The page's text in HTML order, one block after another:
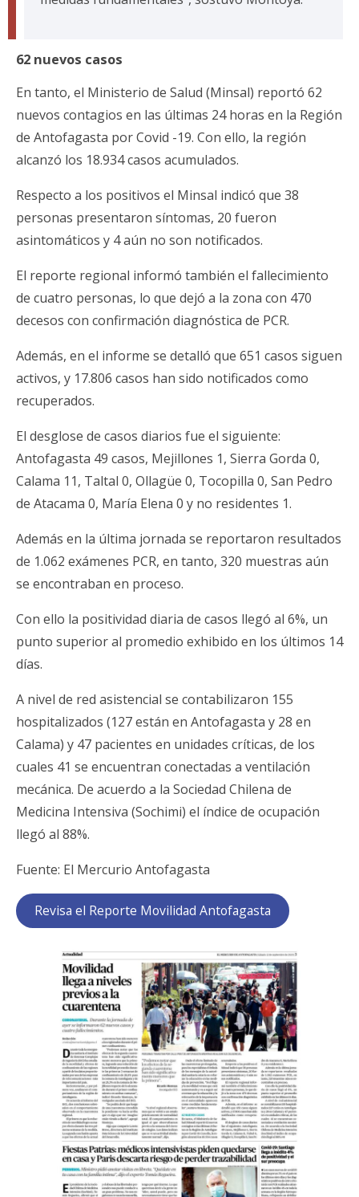
62 nuevos casos
En tanto, el Ministerio de Salud (Minsal) reportó 62
nuevos contagios en las últimas 24 horas en la Región
de Antofagasta por Covid -19. Con ello, la región
alcanzó los 18.934 casos acumulados.
Respecto a los positivos el Minsal indicó que 38
personas presentaron síntomas, 20 fueron
asintomáticos y 4 aún no son notificados.
El reporte regional informó también el fallecimiento
de cuatro personas, lo que dejó a la zona con 470
decesos con confirmación diagnóstica de PCR.
Además, en el informe se detalló que 651 casos siguen
activos, y 17.806 casos han sido notificados como
recuperados.
El desglose de casos diarios fue el siguiente:
Antofagasta 49 casos, Mejillones 1, Sierra Gorda 0,
Calama 11, Taltal 0, Ollagüe 0, Tocopilla 0, San Pedro
de Atacama 0, María Elena 0 y no residentes 1.
Además en la última jornada se reportaron resultados
de 1.062 exámenes PCR, en tanto, 320 muestras aún
se encontraban en proceso.
Con ello la positividad diaria de casos llegó al 6%, un
punto superior al promedio exhibido en los últimos 14
días.
A nivel de red asistencial se contabilizaron 155
hospitalizados (127 están en Antofagasta y 28 en
Calama) y 47 pacientes en unidades críticas, de los
cuales 41 se encuentran conectadas a ventilación
mecánica. De acuerdo a la Sociedad Chilena de
Medicina Intensiva (Sochimi) el índice de ocupación
llegó al 88%.
Fuente: El Mercurio Antofagasta
Revisa el Reporte Movilidad Antofagasta